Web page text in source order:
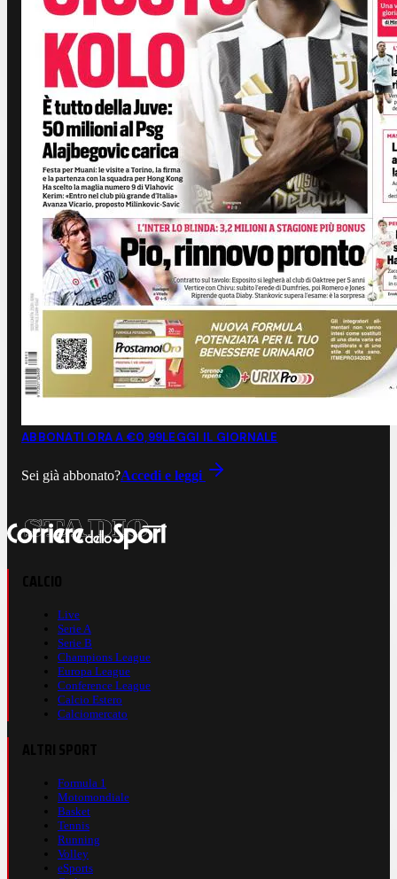
ABBONATI ORA A €0,99LEGGI IL GIORNALE
Sei già abbonato?Accedi e leggi
Live
Serie A
Serie B
Champions League
Europa League
Conference League
Calcio Estero
Calciomercato
Formula 1
Motomondiale
Basket
Tennis
Running
Volley
eSports